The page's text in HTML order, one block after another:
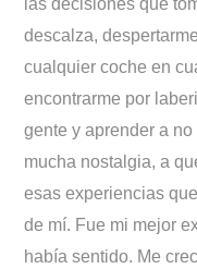
descalza,
cualquier coche en
encontrarme por
gente y aprender a
mucha nostalgia, a
esas experiencias
de mí. Fue mi mejor
había sentido. Me